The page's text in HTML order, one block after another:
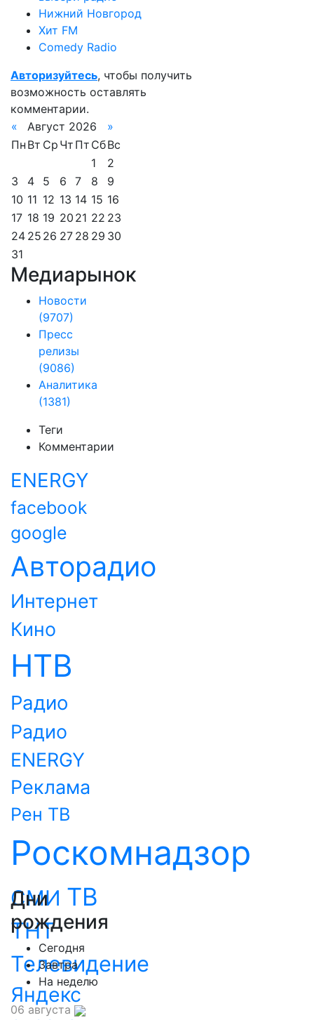
Нижний Новгород
Хит FM
Comedy Radio
Авторизуйтесь, чтобы получить
возможность оставлять
комментарии.
«
Август 2026
»
Пн Вт Ср Чт Пт СбВс
1
2
3
4 5 6 7 8
9
10 11 12 13 14 15 16
17 18 19 20 21 22 23
24 25 26 27 28 29 30
31
Медиарынок
Новости
(9707)
Пресс
релизы
(9086)
Аналитика
(1381)
Теги
Комментарии
ENERGY
facebook
google
Авторадио
Интернет
Кино
НТВ
Радио
Радио
ENERGY
Реклама
Рен ТВ
Роскомнадзор
СМИ ТВ
ТНТ
Телевидение
Яндекс
Дни
рождения
Сегодня
Завтра
На неделю
06 августа